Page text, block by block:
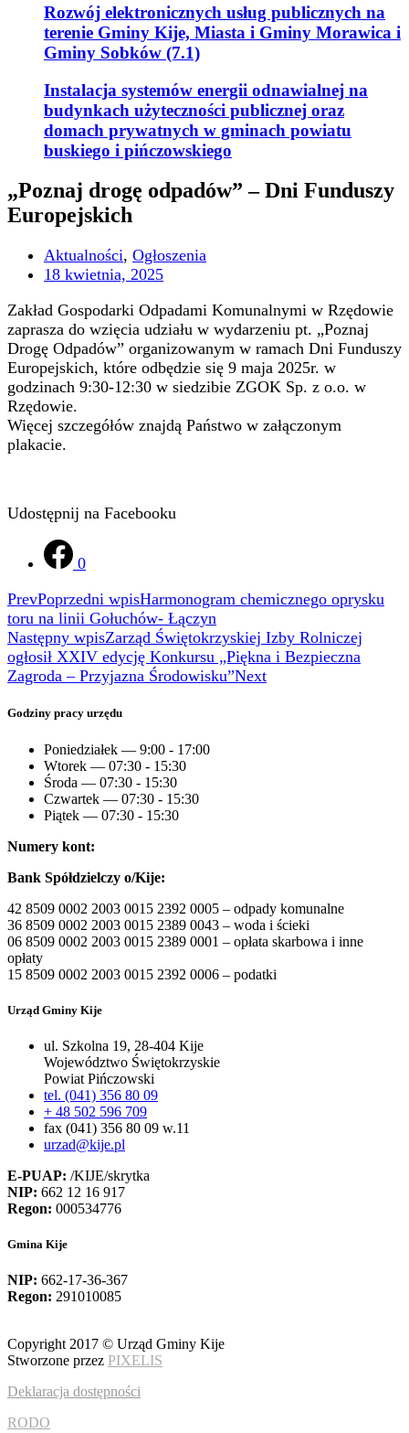
Rozwój elektronicznych usług publicznych na
terenie Gminy Kije, Miasta i Gminy Morawica i
Gminy Sobków (7.1)
Instalacja systemów energii odnawialnej na
budynkach użyteczności publicznej oraz
domach prywatnych w gminach powiatu
buskiego i pińczowskiego
„Poznaj drogę odpadów” – Dni Funduszy
Europejskich
Aktualności, Ogłoszenia
18 kwietnia, 2025
Zakład Gospodarki Odpadami Komunalnymi w Rzędowie
zaprasza do wzięcia udziału w wydarzeniu pt. „Poznaj
Drogę Odpadów” organizowanym w ramach Dni Funduszy
Europejskich, które odbędzie się 9 maja 2025r. w
godzinach 9:30-12:30 w siedzibie ZGOK Sp. z o.o. w
Rzędowie.
Więcej szczegółów znajdą Państwo w załączonym
plakacie.
Udostępnij na Facebooku
0
PrevPoprzedni wpisHarmonogram chemicznego oprysku
toru na linii Gołuchów- Łączyn
Następny wpisZarząd Świętokrzyskiej Izby Rolniczej
ogłosił XXIV edycję Konkursu „Piękna i Bezpieczna
Zagroda – Przyjazna Środowisku”Next
Godziny pracy urzędu
Poniedziałek — 9:00 - 17:00
Wtorek — 07:30 - 15:30
Środa — 07:30 - 15:30
Czwartek — 07:30 - 15:30
Piątek — 07:30 - 15:30
Numery kont:
Bank Spółdzielczy o/Kije:
42 8509 0002 2003 0015 2392 0005 – odpady komunalne
36 8509 0002 2003 0015 2389 0043 – woda i ścieki
06 8509 0002 2003 0015 2389 0001 – opłata skarbowa i inne
opłaty
15 8509 0002 2003 0015 2392 0006 – podatki
Urząd Gminy Kije
ul. Szkolna 19, 28-404 Kije
Województwo Świętokrzyskie
Powiat Pińczowski
tel. (041) 356 80 09
+ 48 502 596 709
fax (041) 356 80 09 w.11
urzad@kije.pl
E-PUAP: /KIJE/skrytka
NIP: 662 12 16 917
Regon: 000534776
Gmina Kije
NIP: 662-17-36-367
Regon: 291010085
Copyright 2017 © Urząd Gminy Kije
Stworzone przez PIXELIS
Deklaracja dostępności
RODO